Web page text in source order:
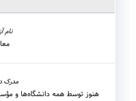
هنوز توسط همه دانشگاه‌ها و